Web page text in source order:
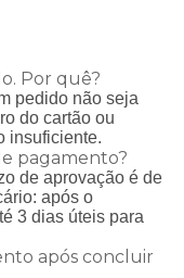
Por quê?
pedido não seja
do cartão ou
insuficiente.
pagamento?
de aprovação é de
após o
3 dias úteis para
após concluir